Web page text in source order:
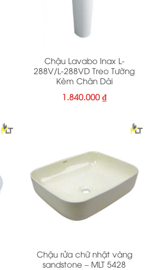
Chậu Lavabo Inax L-
288V/L-288VD Treo Tường
Kèm Chân Dài
1.840.000 ₫
Chậu rửa chữ nhật vàng
sandstone – MLT 5428